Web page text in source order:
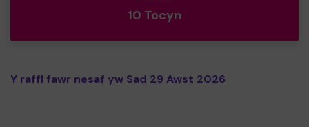
10 Tocyn
Y raffl fawr nesaf yw Sad 29 Awst 2026